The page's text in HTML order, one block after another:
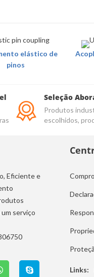
elástico de
pinos
Seleção
Produtos
escolhidos,
Eficiente e
serviço
Links: